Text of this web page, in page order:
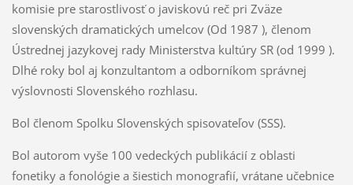
komisie pre starostlivosť o javiskovú reč pri Zväze
slovenských dramatických umelcov (Od 1987 ), členom
Ústrednej jazykovej rady Ministerstva kultúry SR (od 1999 ).
Dlhé roky bol aj konzultantom a odborníkom správnej
výslovnosti Slovenského rozhlasu.
Bol členom Spolku Slovenských spisovateľov (SSS).
Bol autorom vyše 100 vedeckých publikácií z oblasti
fonetiky a fonológie a šiestich monografií, vrátane učebnice